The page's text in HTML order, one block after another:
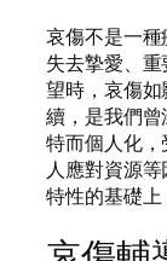
哀傷不是一
失去摯愛、
望時，哀傷
續，是我們
特而個人化
人應對資源
特性的基礎上